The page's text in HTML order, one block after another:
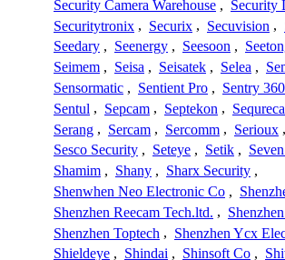
Security Camera Warehouse , Security
Securitytronix , Securix , Secuvision ,
Seedary , Seenergy , Seesoon ,
Seimem , Seisa , Seisatek , Selea ,
Sensormatic , Sentient Pro , Sentry 360
Sentul , Sepcam , Septekon ,
Serang , Sercam , Sercomm , Serioux ,
Sesco Security , Seteye , Setik ,
Shamim , Shany , Sharx Security ,
Shenwhen Neo Electronic Co ,
Shenzhen Reecam Tech.ltd. ,
Shenzhen Toptech , Shenzhen Ycx
Shieldeye , Shindai , Shinsoft Co ,